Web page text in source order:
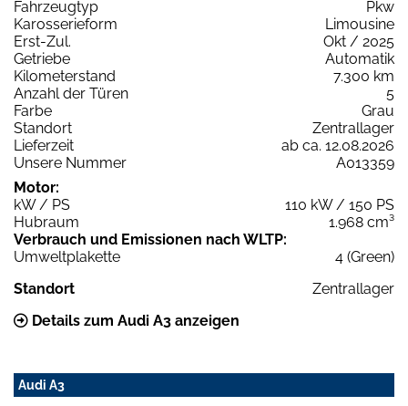
Fahrzeugtyp
Pkw
Karosserieform
Limousine
Erst-Zul.
Okt / 2025
Getriebe
Automatik
Kilometerstand
7.300 km
Anzahl der Türen
5
Farbe
Grau
Standort
Zentrallager
Lieferzeit
ab ca. 12.08.2026
Unsere Nummer
A013359
Motor:
kW / PS
110 kW / 150 PS
Hubraum
1.968 cm³
Verbrauch und Emissionen nach WLTP:
Umweltplakette
4 (Green)
Standort
Zentrallager
Details zum Audi A3 anzeigen
Audi A3